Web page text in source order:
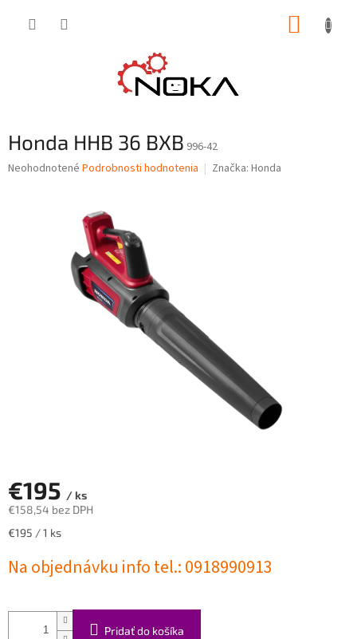
Honda HHB 36 BXB 996-42
Priemerné
Neohodnotené Podrobnosti hodnotenia Značka: Honda
€195 / ks
€158,54 bez DPH
Jednotková
€195 / 1 ks
Na objednávku info tel.: 0918990913
Pridať do košíka